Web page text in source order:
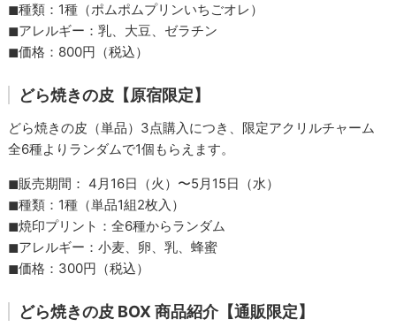
◼︎種類：1種（ポムポムプリンいちごオレ）
◼︎アレルギー：乳、大豆、ゼラチン
◼︎価格：800円（税込）
どら焼きの皮【原宿限定】
どら焼きの皮（単品）3点購入につき、限定アクリルチャーム
全6種よりランダムで1個もらえます。
◼︎販売期間： 4月16日（火）〜5月15日（水）
◼︎種類：1種（単品1組2枚入）
◼︎焼印プリント：全6種からランダム
◼︎アレルギー：小麦、卵、乳、蜂蜜
◼︎価格：300円（税込）
どら焼きの皮 BOX 商品紹介【通販限定】